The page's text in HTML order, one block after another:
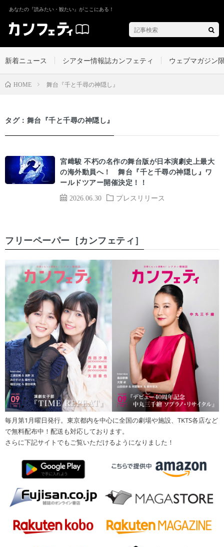
あなたの『読みたい・観たい』がここにある！
新着ニュース シアター情報誌カンフェティ ウェブマガジン
HOME 舞台『千と千尋の神隠し』
タグ：舞台『千と千尋の神隠し』
2026.06.30 プレスリリース
宮﨑駿 不朽の名作の舞台版が日本演劇史上最大
の海外動員へ！ 舞台『千と千尋の神隠し』ワ
ールドツアー開催決定！！
フリーペーパー［カンフェティ］
毎月第1月曜日発行。東京都内を中心に全国の劇場や施設、TKTS各店など
で無料配布中！配送も対応しております。
さらに下記サイトでもご覧いただけるようになりました！